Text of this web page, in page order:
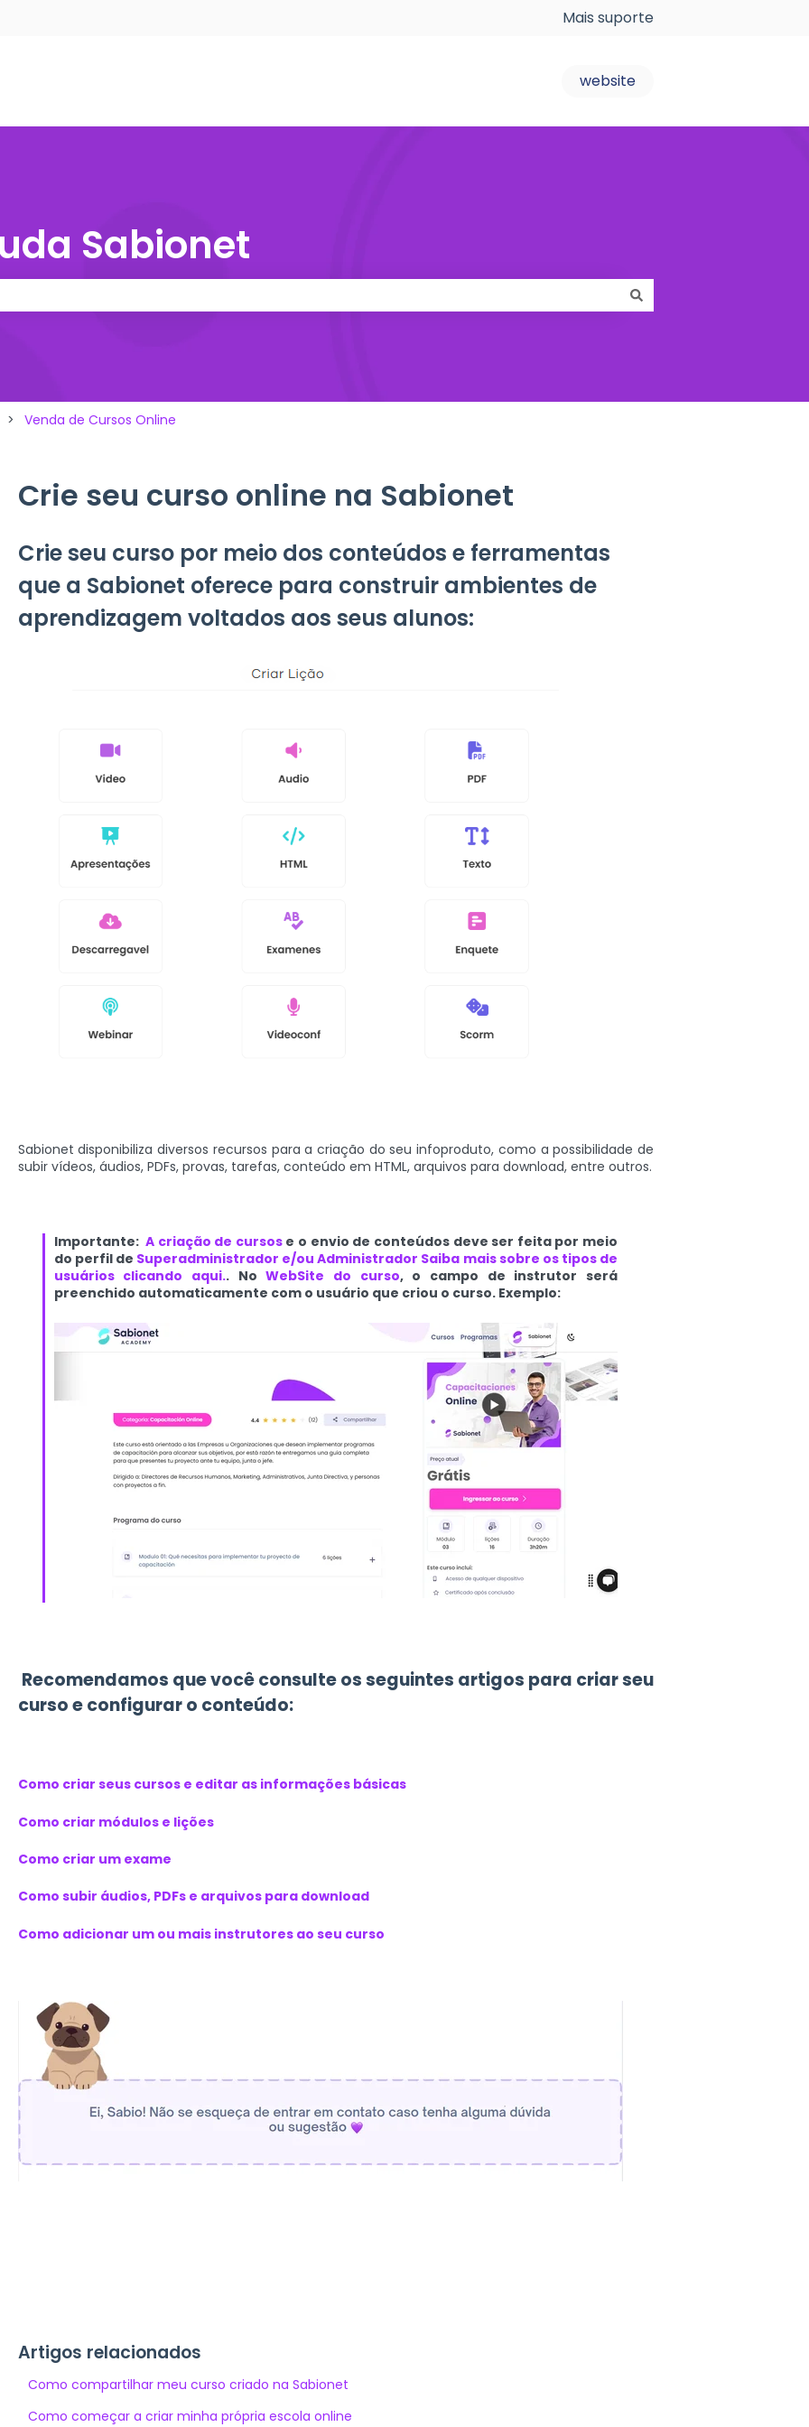
para traduções Mais suporte
website
Sabionet
Venda de Cursos Online
Crie seu curso online na Sabionet
Crie seu curso por meio dos conteúdos e ferramentas
que a Sabionet oferece para construir ambientes de
aprendizagem voltados aos seus alunos:
Sabionet disponibiliza diversos recursos para a criação do seu infoproduto, como a possibilidade de
subir vídeos, áudios, PDFs, provas, tarefas, conteúdo em HTML, arquivos para download, entre outros.
Importante: A criação de cursos e o envio de conteúdos deve ser feita por meio
do perfil de Superadministrador e/ou Administrador Saiba mais sobre os tipos de
usuários clicando aqui.. NoWebSite do curso, o campo de instrutor será
preenchido automaticamente com o usuário que criou o curso. Exemplo:
Recomendamos que você consulte os seguintes artigos para criar seu
curso e configurar o conteúdo:
Como criar seus cursos e editar as informações básicas
Como criar módulos e lições
Como criar um exame
Como subir áudios, PDFs e arquivos para download
Como adicionar um ou mais instrutores ao seu curso
Artigos relacionados
Como compartilhar meu curso criado na Sabionet
Como começar a criar minha própria escola online